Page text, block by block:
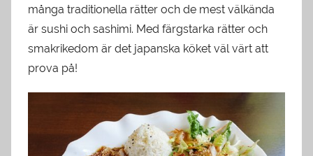
många traditionella rätter och de mest välkända
är sushi och sashimi. Med färgstarka rätter och
smakrikedom är det japanska köket väl värt att
prova på!